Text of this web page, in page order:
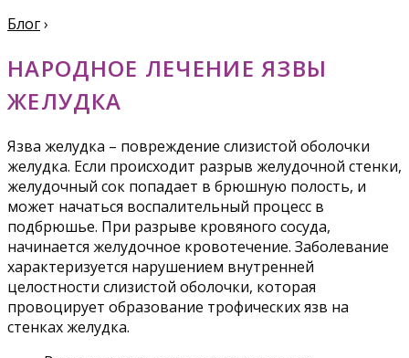
Блог›
НАРОДНОЕ ЛЕЧЕНИЕ ЯЗВЫ
ЖЕЛУДКА
Язва желудка – повреждение слизистой оболочки
желудка. Если происходит разрыв желудочной стенки,
желудочный сок попадает в брюшную полость, и
может начаться воспалительный процесс в
подбрюшье. При разрыве кровяного сосуда,
начинается желудочное кровотечение. Заболевание
характеризуется нарушением внутренней
целостности слизистой оболочки, которая
провоцирует образование трофических язв на
стенках желудка.